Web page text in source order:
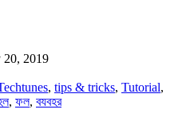
20, 2019
, tips & tricks, Tutorial,
, ফল, বযবহর